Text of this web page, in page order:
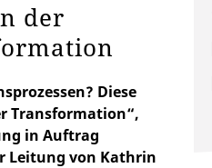
der
Diese
Transformation“,
in Auftrag
Leitung von Kathrin